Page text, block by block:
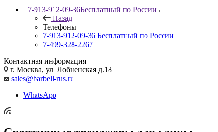
7-913-912-09-36Бесплатный по России
Назад
Телефоны
7-913-912-09-36 Бесплатный по России
7-499-328-2267
Контактная информация
г. Москва, ул. Лобненская д.18
sales@barbell-rus.ru
WhatsApp